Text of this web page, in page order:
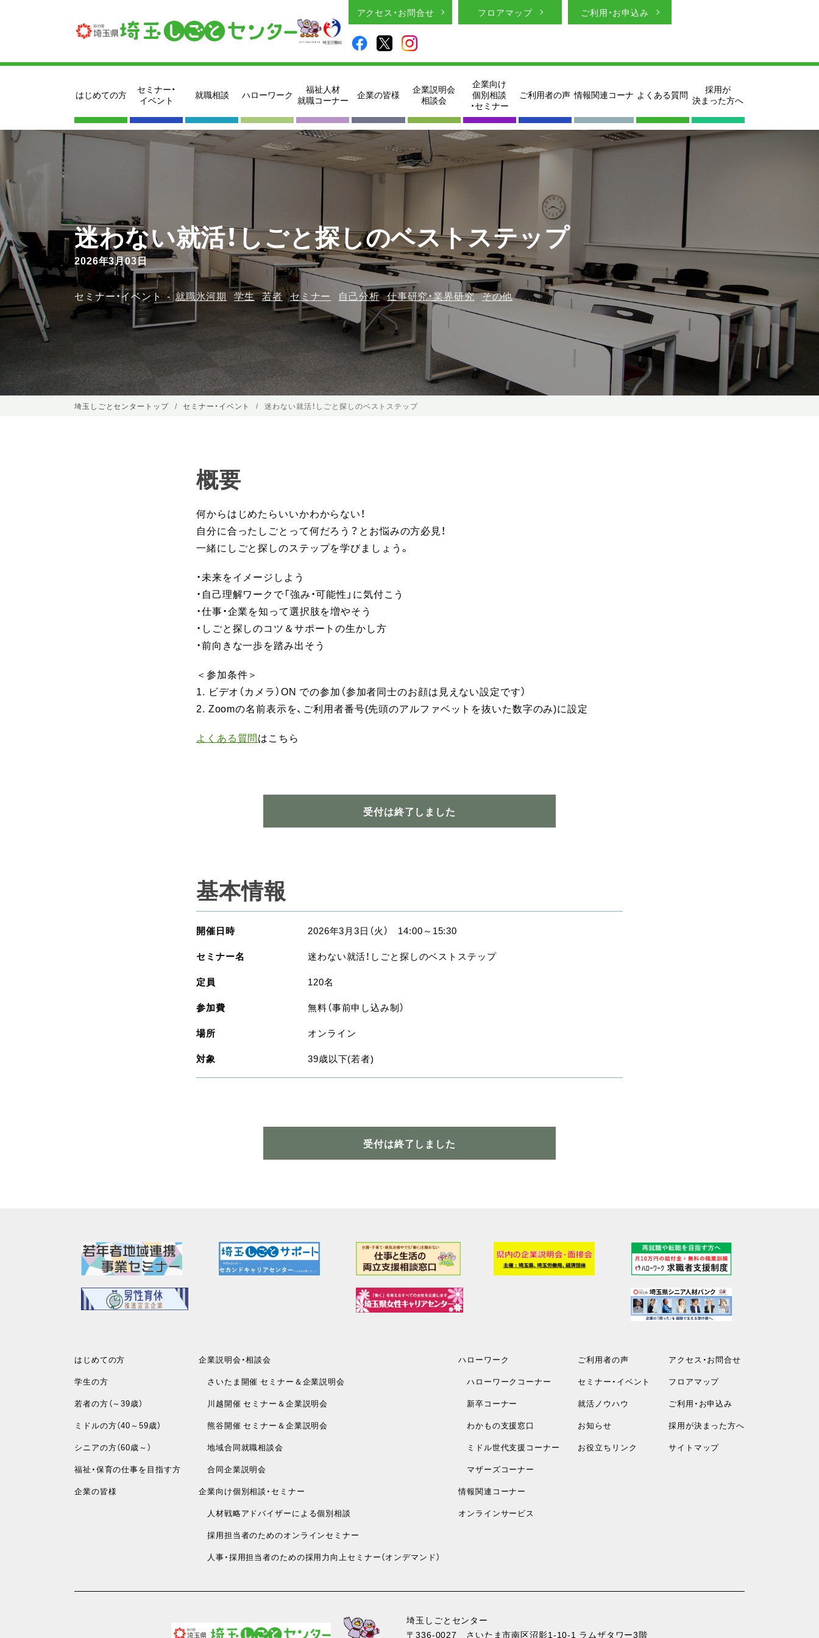
アクセス・お問合せ フロアマップ ご利用・お申込み
はじめての方
セミナー・
イベント
就職相談 ハローワーク
福祉人材
就職コーナー
企業の皆様
企業説明会
相談会
企業向け
個別相談
・セミナー
ご利用者の声 情報関連コーナ よくある質問
採用が
決まった方へ
迷わない就活！しごと探しのベストステップ
2026年3月03日
セミナー・イベント 就職氷河期 学生 若者 セミナー 自己分析 仕事研究・業界研究 その他
埼玉しごとセンタートップ セミナー・イベント 迷わない就活！しごと探しのベストステップ
概要
何からはじめたらいいかわからない！
自分に合ったしごとって何だろう？とお悩みの方必見！
一緒にしごと探しのステップを学びましょう。
・未来をイメージしよう
・自己理解ワークで「強み・可能性」に気付こう
・仕事・企業を知って選択肢を増やそう
・しごと探しのコツ＆サポートの生かし方
・前向きな一歩を踏み出そう
＜参加条件＞
1. ビデオ（カメラ）ON での参加（参加者同士のお顔は見えない設定です）
2. Zoomの名前表示を、ご利用者番号(先頭のアルファベットを抜いた数字のみ)に設定
よくある質問はこちら
受付は終了しました
基本情報
開催日時
2026年3月3日（火） 14:00～15:30
セミナー名
迷わない就活！しごと探しのベストステップ
定員
120名
参加費
無料（事前申し込み制）
場所
オンライン
対象
39歳以下(若者)
受付は終了しました
はじめての方
学生の方
若者の方（～39歳）
ミドルの方（40～59歳）
シニアの方（60歳～）
福祉・保育の仕事を目指す方
企業の皆様
企業説明会・相談会
さいたま開催 セミナー＆企業説明会
川越開催 セミナー＆企業説明会
熊谷開催 セミナー＆企業説明会
地域合同就職相談会
合同企業説明会
企業向け個別相談・セミナー
人材戦略アドバイザーによる個別相談
採用担当者のためのオンラインセミナー
人事・採用担当者のための採用力向上セミナー（オンデマンド）
ハローワーク
ハローワークコーナー
新卒コーナー
わかもの支援窓口
ミドル世代支援コーナー
マザーズコーナー
情報関連コーナー
オンラインサービス
ご利用者の声
セミナー・イベント
就活ノウハウ
お知らせ
お役立ちリンク
アクセス・お問合せ
フロアマップ
ご利用・お申込み
採用が決まった方へ
サイトマップ
埼玉しごとセンター
〒336-0027 さいたま市南区沼影1-10-1 ラムザタワー3階